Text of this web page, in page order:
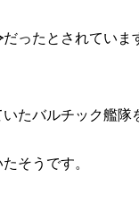
だったとされていま
たバルチック艦
そうです。